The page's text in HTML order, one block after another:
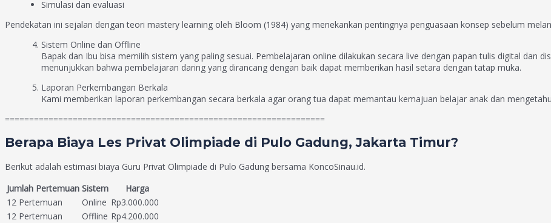
Simulasi dan evaluasi
Pendekatan ini sejalan dengan teori mastery learning oleh Bloom (1984) yang menekankan pentingnya penguasaan konsep sebelum
Sistem Online dan Offline
Bapak dan Ibu bisa memilih sistem yang paling sesuai. Pembelajaran online dilakukan secara live dengan papan tulis digital dan
menunjukkan bahwa pembelajaran daring yang dirancang dengan baik dapat memberikan hasil setara dengan tatap muka.
Laporan Perkembangan Berkala
Kami memberikan laporan perkembangan secara berkala agar orang tua dapat memantau kemajuan belajar anak dan
==================================================================
Berapa Biaya Les Privat Olimpiade di Pulo Gadung, Jakarta Timur?
Berikut adalah estimasi biaya Guru Privat Olimpiade di Pulo Gadung bersama KoncoSinau.id.
Jumlah Pertemuan Sistem
Harga
12 Pertemuan
Online Rp3.000.000
12 Pertemuan
Offline Rp4.200.000